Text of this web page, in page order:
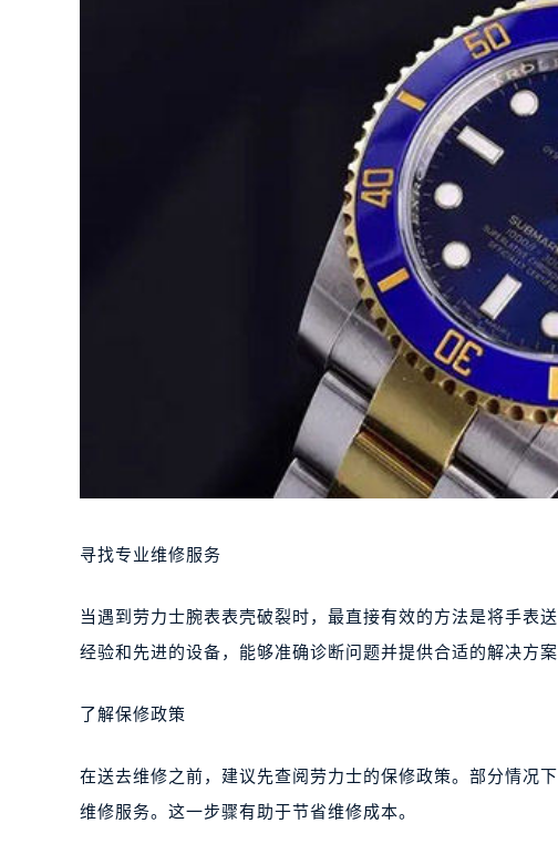
寻找专业维修服务
当遇到劳力士腕表表壳破裂时，最直接有效的方法是将手表
经验和先进的设备，能够准确诊断问题并提供合适的解决方案
了解保修政策
在送去维修之前，建议先查阅劳力士的保修政策。部分情况
维修服务。这一步骤有助于节省维修成本。